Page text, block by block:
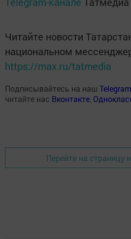
Читайте новости
национальном
https://max.ru/tatmedia
Подписывайтесь на наш
читайте нас Вконтакте,
Перейти на страницу